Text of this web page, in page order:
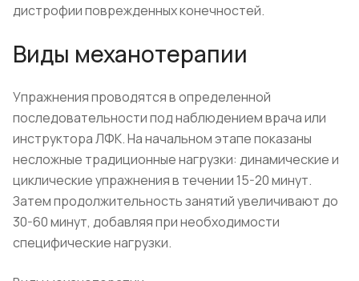
дистрофии поврежденных конечностей.
Виды механотерапии
Упражнения проводятся в определенной
последовательности под наблюдением врача или
инструктора ЛФК. На начальном этапе показаны
несложные традиционные нагрузки: динамические и
циклические упражнения в течении 15-20 минут.
Затем продолжительность занятий увеличивают до
30-60 минут, добавляя при необходимости
специфические нагрузки.